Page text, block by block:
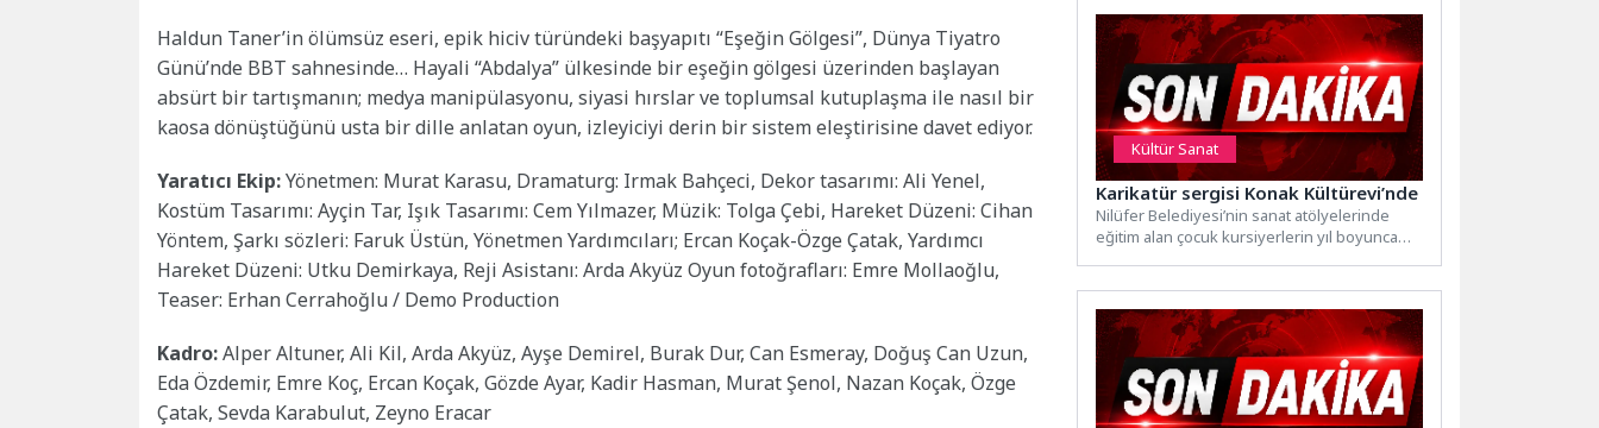
Haldun Taner’in ölümsüz eseri, epik hiciv türündeki başyapıtı “Eşeğin Gölgesi”, Dünya Tiyatro
Günü’nde BBT sahnesinde… Hayali “Abdalya” ülkesinde bir eşeğin gölgesi üzerinden başlayan
absürt bir tartışmanın; medya manipülasyonu, siyasi hırslar ve toplumsal kutuplaşma ile nasıl bir
kaosa dönüştüğünü usta bir dille anlatan oyun, izleyiciyi derin bir sistem eleştirisine davet ediyor.
Yaratıcı Ekip:Yönetmen: Murat Karasu, Dramaturg: Irmak Bahçeci, Dekor tasarımı: Ali Yenel,
Kostüm Tasarımı: Ayçin Tar, Işık Tasarımı: Cem Yılmazer, Müzik: Tolga Çebi, Hareket Düzeni: Cihan
Yöntem, Şarkı sözleri: Faruk Üstün, Yönetmen Yardımcıları; Ercan Koçak-Özge Çatak, Yardımcı
Hareket Düzeni: Utku Demirkaya, Reji Asistanı: Arda Akyüz Oyun fotoğrafları: Emre Mollaoğlu,
Teaser: Erhan Cerrahoğlu / Demo Production
Kadro:Alper Altuner, Ali Kil, Arda Akyüz, Ayşe Demirel, Burak Dur, Can Esmeray, Doğuş Can Uzun,
Eda Özdemir, Emre Koç, Ercan Koçak, Gözde Ayar, Kadir Hasman, Murat Şenol, Nazan Koçak, Özge
Çatak, Sevda Karabulut, Zeyno Eracar
Kültür Sanat
Karikatür sergisi Konak Kültürevi’nde
Nilüfer Belediyesi’nin sanat atölyelerinde
eğitim alan çocuk kursiyerlerin yıl boyunca